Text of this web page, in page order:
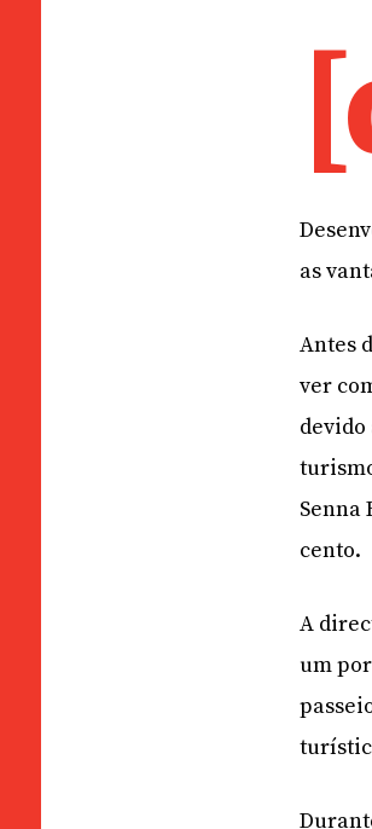
as
Antes
ver
Senna
cento.
A
um